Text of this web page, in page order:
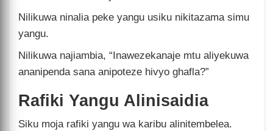
Nilikuwa ninalia peke yangu usiku nikitazama simu
yangu.
Nilikuwa najiambia, “Inawezekanaje mtu aliyekuwa
ananipenda sana anipoteze hivyo ghafla?”
Rafiki Yangu Alinisaidia
Siku moja rafiki yangu wa karibu alinitembelea.